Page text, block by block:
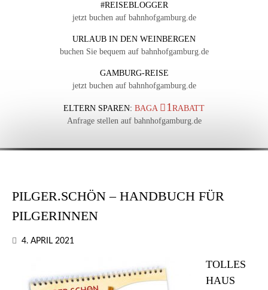
#REISEBLOGGER
jetzt buchen auf bahnhofgamburg.de
URLAUB IN DEN WEINBERGEN
buchen Sie bequem auf bahnhofgamburg.de
GAMBURG-REISE
jetzt buchen auf bahnhofgamburg.de
ELTERN SPAREN:BAGA 1 RABATT
Anfrage stellen auf bahnhofgamburg.de
PILGER.SCHÖN – HANDBUCH FÜR
PILGERINNEN
4. APRIL 2021
TOLLES
HAUS